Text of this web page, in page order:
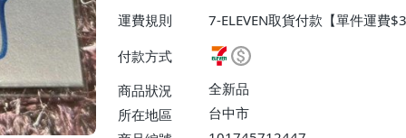
運費規則
7-ELEVEN取貨付款【單件運費
$38】、郵局掛號【單件運費
付款方式
商品狀況
全新品
所在地區
台中市